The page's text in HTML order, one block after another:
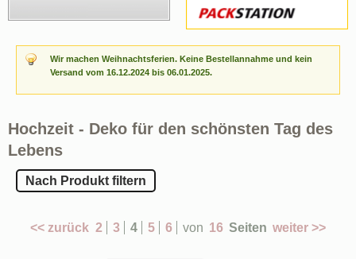
Wir machen Weihnachtsferien. Keine Bestellannahme und kein
Versand vom 16.12.2024 bis 06.01.2025.
Hochzeit - Deko für den schönsten Tag des
Lebens
Nach Produkt filtern
<< zurück 2 3 4 5 6 von 16 Seiten weiter >>